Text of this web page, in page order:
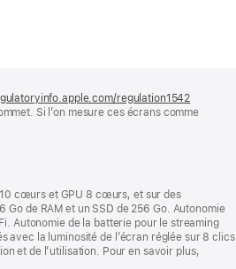
regulation1542
dans
Si l’on mesure ces écrans comme
10 cœurs et GPU 8 cœurs, et sur des
de RAM et un SSD de 256 Go. Autonomie
Autonomie de la batterie pour le streaming
avec la luminosité de l’écran réglée sur 8 clics
et de l’utilisation. Pour en savoir plus,